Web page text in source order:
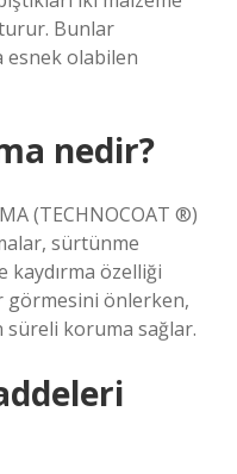
Bunlar
esnek olabilen
nedir?
(TECHNOCOAT ®)
sürtünme
kaydırma özelliği
görmesini önlerken,
koruma sağlar.